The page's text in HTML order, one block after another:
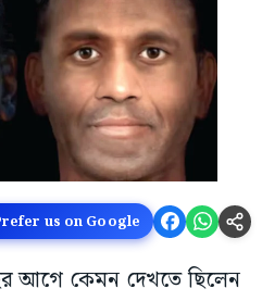
us on Google
আগে কেমন দেখতে ছিলেন